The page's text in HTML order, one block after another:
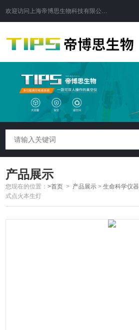
欢迎访问 上海帝博思生物科技有限公司
产品展示
您现在的位置：>首页 > 产品展示 >生命科学仪器
式点火本生灯